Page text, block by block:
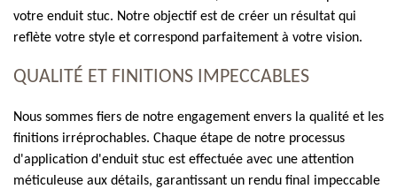
votre enduit stuc. Notre objectif est de créer un résultat qui
reflète votre style et correspond parfaitement à votre vision.
QUALITÉ ET FINITIONS IMPECCABLES
Nous sommes fiers de notre engagement envers la qualité et les
finitions irréprochables. Chaque étape de notre processus
d'application d'enduit stuc est effectuée avec une attention
méticuleuse aux détails, garantissant un rendu final impeccable